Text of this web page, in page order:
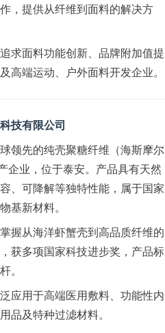
，提供从纤维到面料的解决方
求面料功能创新、品牌附加值提
高端运动、户外面料开发企业。
技有限公司
领先的纯壳聚糖纤维（海斯摩尔
企业，位于泰安。产品具有天然
、可降解等独特性能，属于国家
基新材料。
握从海洋虾蟹壳到高品质纤维的
获多项国家科技进步奖，产品标
。
应用于高端医用敷料、功能性内
品及特种过滤材料。